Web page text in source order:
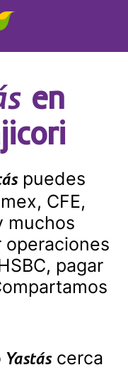
en
puedes
CFE,
muchos
operaciones
pagar
Yastás cerca